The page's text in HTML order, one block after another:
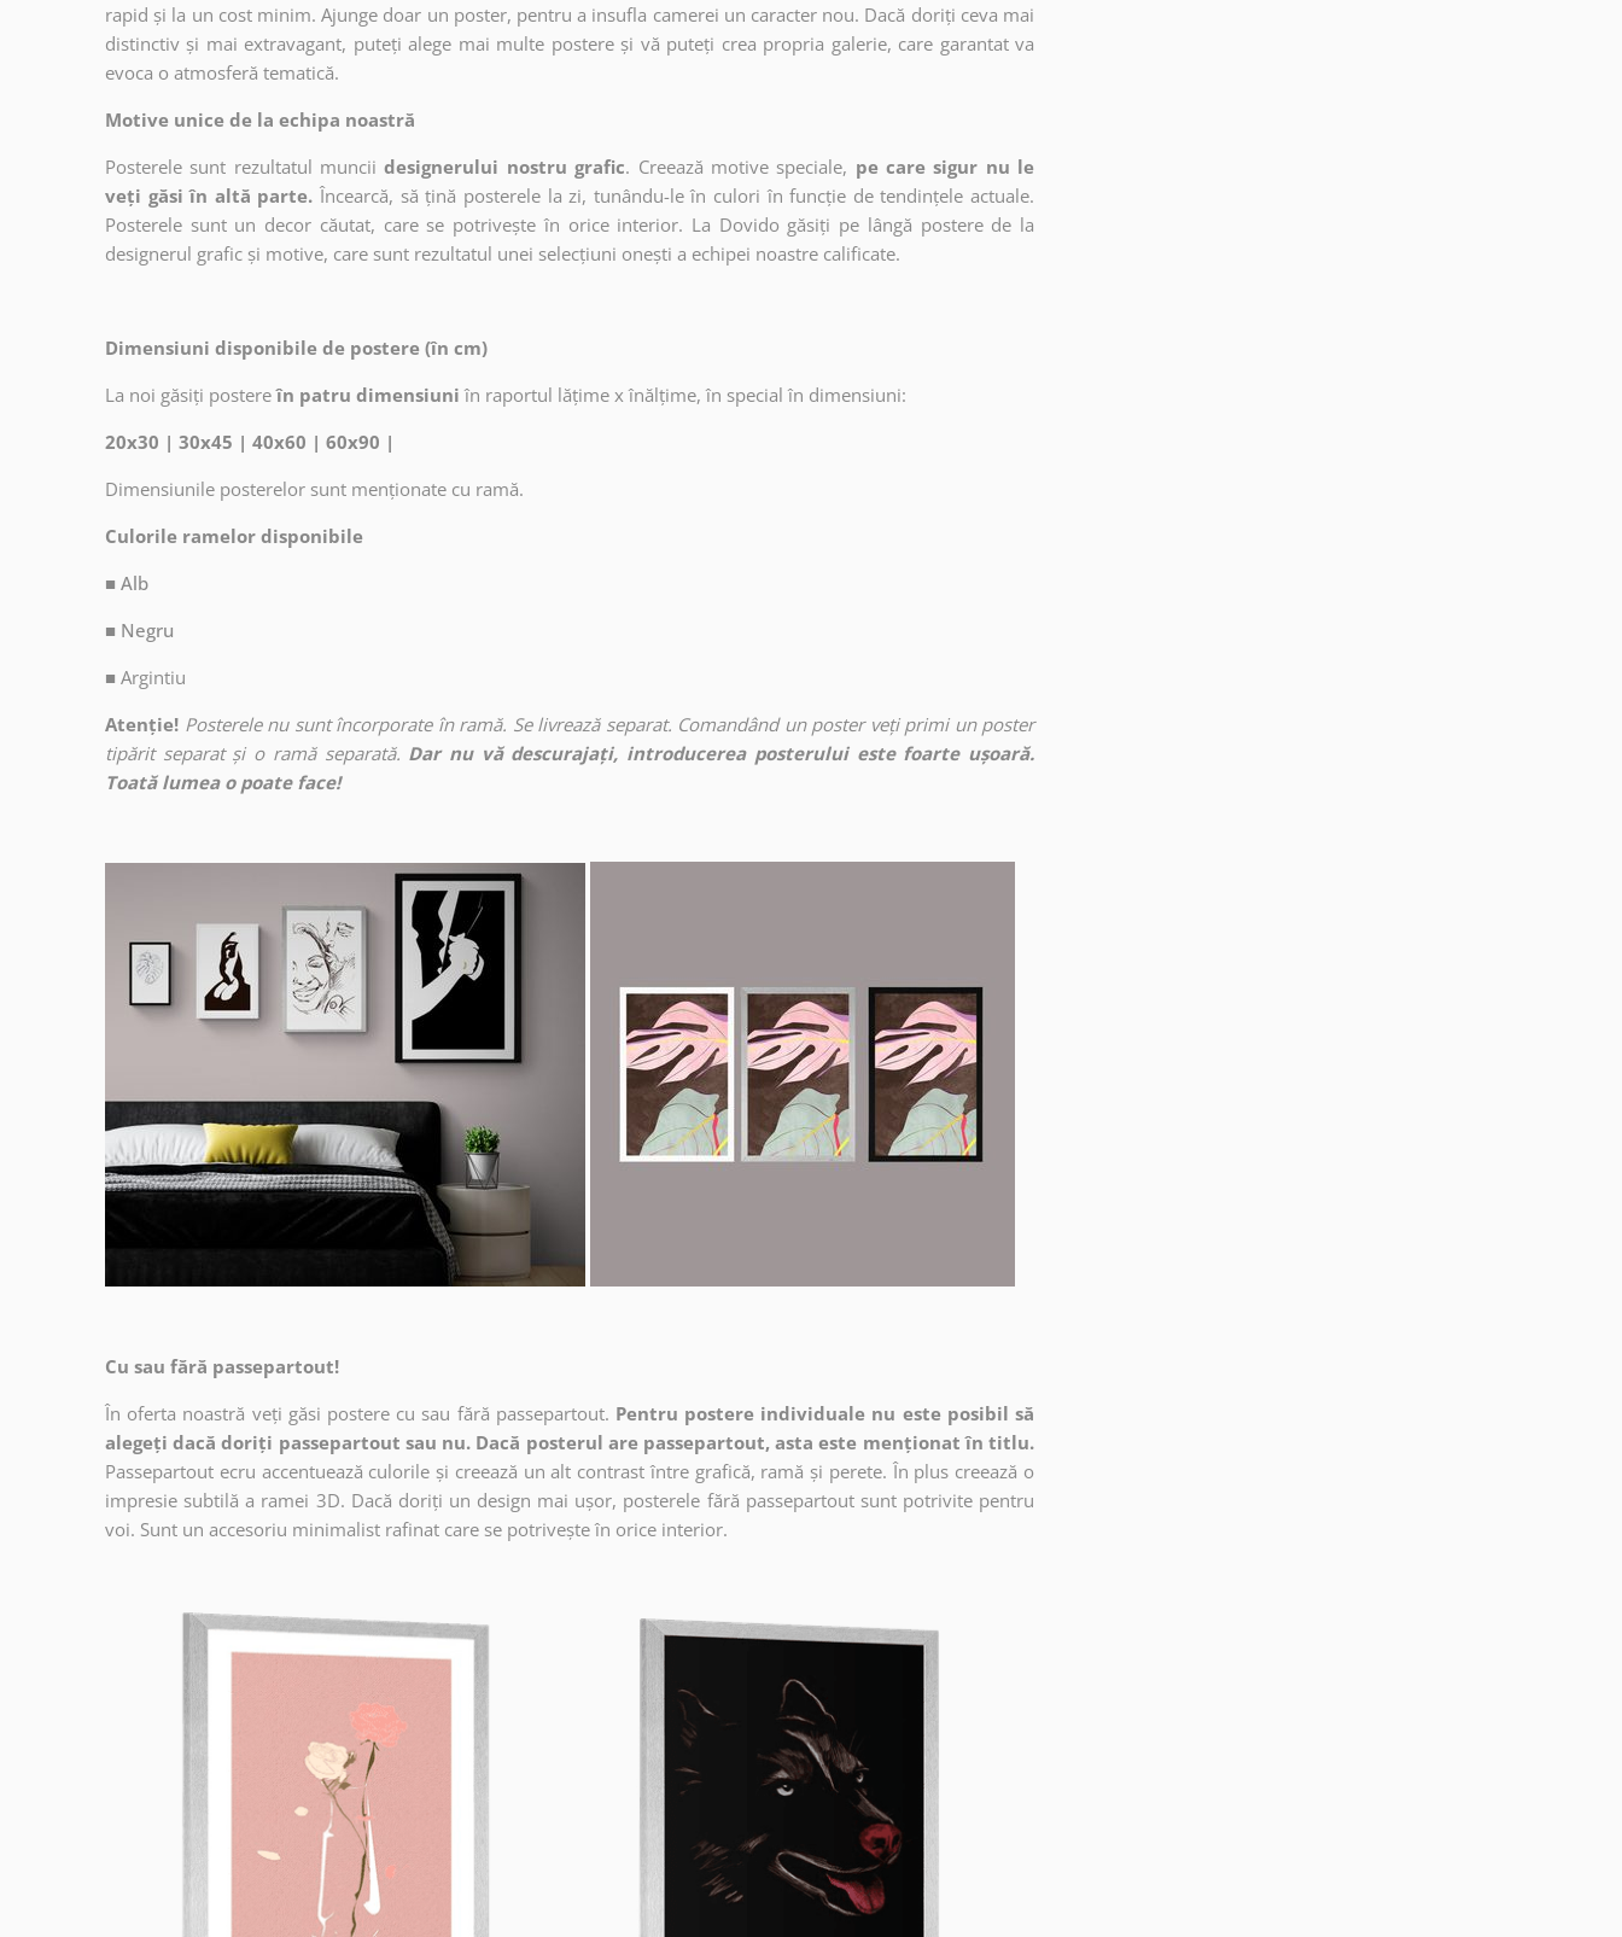
rapid și la un cost minim. Ajunge doar un poster, pentru a insufla camerei un caracter nou. Dacă doriți ceva mai
distinctiv și mai extravagant, puteți alege mai multe postere și vă puteți crea propria galerie, care garantat va
evoca o atmosferă tematică.
Motive unice de la echipa noastră
Posterele sunt rezultatul muncii designerului nostru grafic. Creează motive speciale, pe care sigur nu le
veți găsi în altă parte. Încearcă, să țină posterele la zi, tunându-le în culori în funcție de tendințele actuale.
Posterele sunt un decor căutat, care se potrivește în orice interior. La Dovido găsiți pe lângă postere de la
designerul grafic și motive, care sunt rezultatul unei selecțiuni onești a echipei noastre calificate.
Dimensiuni disponibile de postere (în cm)
La noi găsiți postere în patru dimensiuni în raportul lățime x înălțime, în special în dimensiuni:
20x30 | 30x45 | 40x60 | 60x90 |
Dimensiunile posterelor sunt menționate cu ramă.
Culorile ramelor disponibile
■ Alb
■ Negru
■ Argintiu
Atenție! Posterele nu sunt încorporate în ramă. Se livrează separat. Comandând un poster veți primi un poster
tipărit separat și o ramă separată. Dar nu vă descurajați, introducerea posterului este foarte ușoară.
Toată lumea o poate face!
Cu sau fără passepartout!
În oferta noastră veți găsi postere cu sau fără passepartout. Pentru postere individuale nu este posibil să
alegeți dacă doriți passepartout sau nu. Dacă posterul are passepartout, asta este menționat în titlu.
Passepartout ecru accentuează culorile și creează un alt contrast între grafică, ramă și perete. În plus creează o
impresie subtilă a ramei 3D. Dacă doriți un design mai ușor, posterele fără passepartout sunt potrivite pentru
voi. Sunt un accesoriu minimalist rafinat care se potrivește în orice interior.